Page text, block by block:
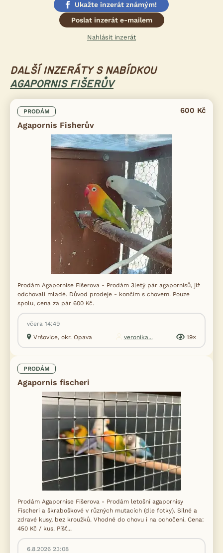
Ukažte inzerát známým!
Poslat inzerát e-mailem
Nahlásit inzerát
DALŠÍ INZERÁTY S NABÍDKOU
AGAPORNIS FIŠERŮV
PRODÁM
Agapornis Fisherův
600 Kč
Prodám Agapornise Fišerova - Prodám 3letý pár agapornisů, již
odchovali mladé. Důvod prodeje - končím s chovem. Pouze
spolu, cena za pár 600 Kč.
včera 14:49
Vršovice, okr. Opava
veronika... 19×
PRODÁM
Agapornis fischeri
Prodám Agapornise Fišerova - Prodám letošní agapornisy
Fischeri a škraboškové v různých mutacích (dle fotky). Silné a
zdravé kusy, bez kroužků. Vhodné do chovu i na ochočení. Cena:
450 Kč / kus. Píšť...
6.8.2026 23:08